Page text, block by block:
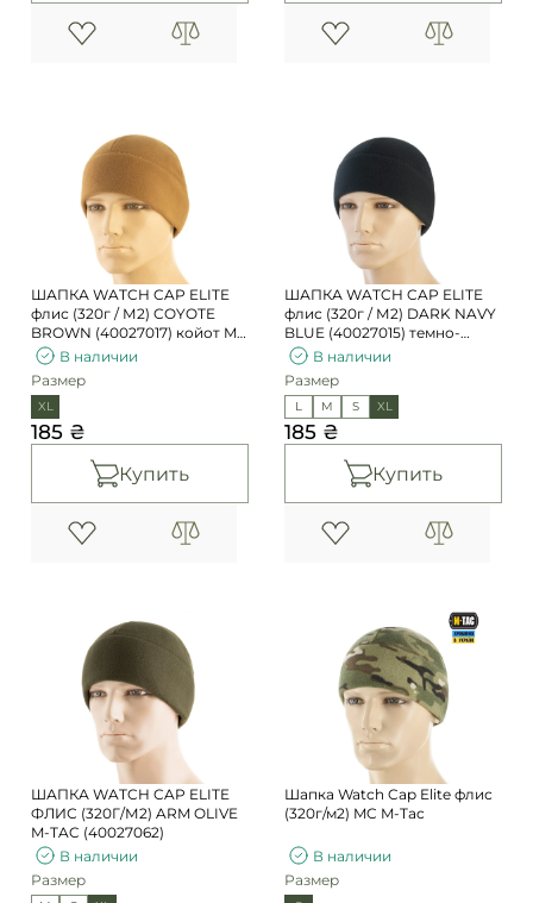
ШАПКА WATCH CAP ELITE
флис (320г / М2) COYOTE
BROWN (40027017) койот M-
TAC В наличии
Размер
XL
185 ₴
Купить
ШАПКА WATCH CAP ELITE
флис (320г / М2) DARK NAVY
BLUE (40027015) темно-
синяя M-TAC
В наличии
Размер
L M S XL
185 ₴
Купить
ШАПКА WATCH CAP ELITE
ФЛИС (320Г/М2) ARM OLIVE
M-TAC (40027062)
В наличии
Размер
Шапка Watch Cap Elite флис
(320г/м2) MC M-Tac
В наличии
Размер